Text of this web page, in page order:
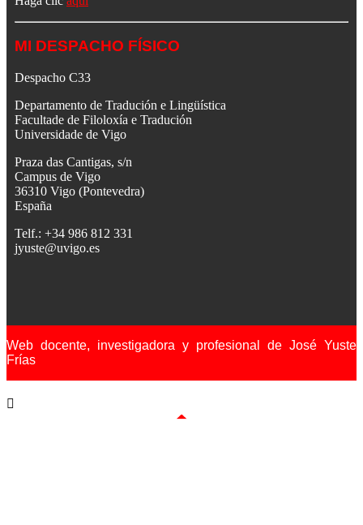
MI DESPACHO FÍSICO
Despacho C33
Departamento de Tradución e Lingüística
Facultade de Filoloxía e Tradución
Universidade de Vigo
Praza das Cantigas, s/n
Campus de Vigo
36310 Vigo (Pontevedra)
España
Telf.: +34 986 812 331
jyuste@uvigo.es
Web docente, investigadora y profesional de José Yuste
Frías